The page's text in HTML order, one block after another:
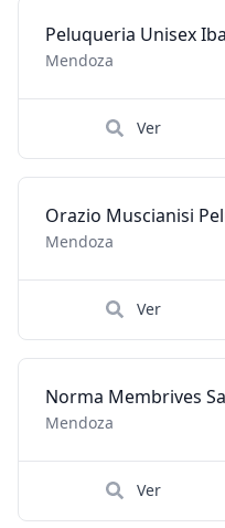
Peluqueria Unisex
Mendoza
Ver
Orazio Muscianisi
Mendoza
Ver
Norma Membrives
Mendoza
Ver